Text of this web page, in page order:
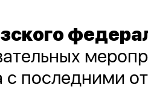
последними